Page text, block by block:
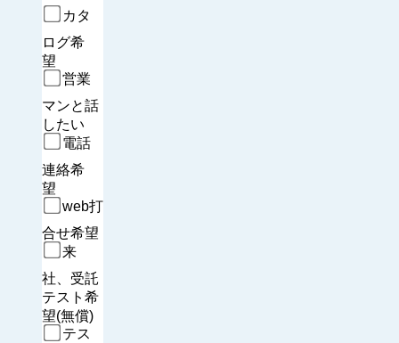
カタ
ログ希
望
営業
マンと話
したい
電話
連絡希
望
web打
合せ希望
来
社、受託
テスト希
望(無償)
テス